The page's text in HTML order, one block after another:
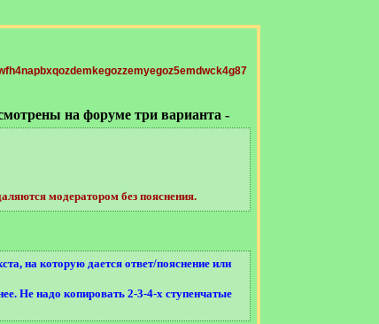
на форуме три варианта -
модератором без пояснения.
на которую дается ответ/пояснение или
Не надо копировать 2-3-4-х ступенчатые